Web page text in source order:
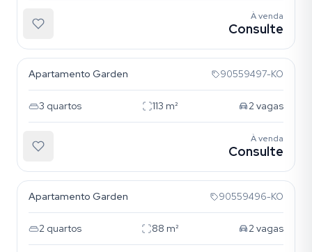
À venda
Consulte
Apartamento Garden 90559497-KO
3 quartos 113 m² 2vagas
À venda
Consulte
Apartamento Garden 90559496-KO
2 quartos 88 m² 2vagas